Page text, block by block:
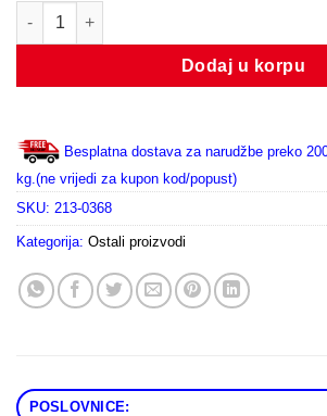
91-90901-1 RTS KRAJNICA količina
Dodaj u korpu
Besplatna dostava za narudžbe preko
kg.(ne vrijedi za kupon kod/popust)
SKU: 213-0368
Kategorija: Ostali proizvodi
POSLOVNICE: